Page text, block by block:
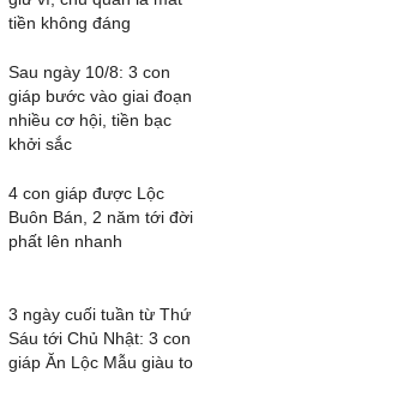
tiền không đáng
Sau ngày 10/8: 3 con
giáp bước vào giai đoạn
nhiều cơ hội, tiền bạc
khởi sắc
4 con giáp được Lộc
Buôn Bán, 2 năm tới đời
phất lên nhanh
3 ngày cuối tuần từ Thứ
Sáu tới Chủ Nhật: 3 con
giáp Ăn Lộc Mẫu giàu to